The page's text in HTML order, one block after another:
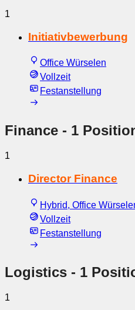
1
Initiativbewerbung
Office Würselen
Vollzeit
Festanstellung
Finance - 1
1
Director Finance
Hybrid, Office
Vollzeit
Festanstellung
Logistics - 1
1